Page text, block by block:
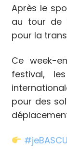
Après le
au tour de
pour la
Ce week-
festival,
pour des
#